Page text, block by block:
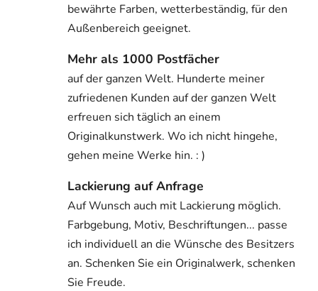
bewährte Farben, wetterbeständig, für den
Außenbereich geeignet.
Mehr als 1000 Postfächer
auf der ganzen Welt. Hunderte meiner
zufriedenen Kunden auf der ganzen Welt
erfreuen sich täglich an einem
Originalkunstwerk. Wo ich nicht hingehe,
gehen meine Werke hin. : )
Lackierung auf Anfrage
Auf Wunsch auch mit Lackierung möglich.
Farbgebung, Motiv, Beschriftungen... passe
ich individuell an die Wünsche des Besitzers
an. Schenken Sie ein Originalwerk, schenken
Sie Freude.